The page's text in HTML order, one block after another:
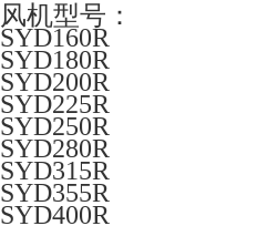
风机型号：
SYD160R
SYD180R
SYD200R
SYD225R
SYD250R
SYD280R
SYD315R
SYD355R
SYD400R